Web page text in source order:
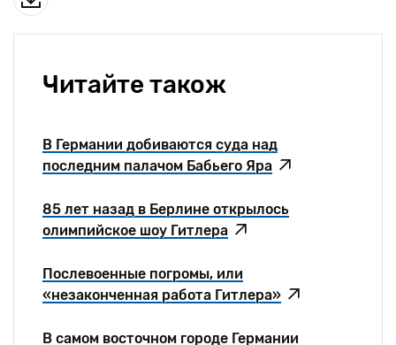
Читайте також
В Германии добиваются суда над
последним палачом Бабьего Яра
85 лет назад в Берлине открылось
олимпийское шоу Гитлера
Послевоенные погромы, или
«незаконченная работа Гитлера»
В самом восточном городе Германии